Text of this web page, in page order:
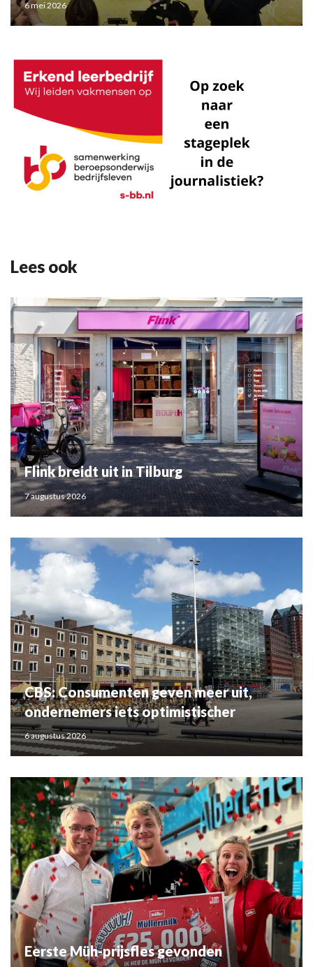
6 mei 2026
Lees ook
Flink breidt uit in Tilburg
7 augustus 2026
CBS: Consumenten geven meer uit,
ondernemers iets optimistischer
6 augustus 2026
Eerste Müh-prijsfles gevonden